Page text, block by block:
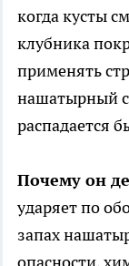
когда кусты
клубника
применять
нашатырный
распадается
Почему он
ударяет по
запах
опасности,